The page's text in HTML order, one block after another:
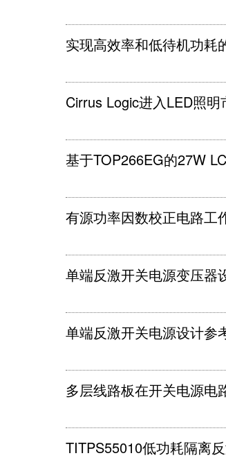
实现高效率和低待机功耗
Cirrus Logic进入LED照
基于TOP266EG的27W
有源功率因数校正电路工
单端反激开关电源变压器
单端反激开关电源设计参
多层线路板在开关电源电
TITPS55010低功耗隔离